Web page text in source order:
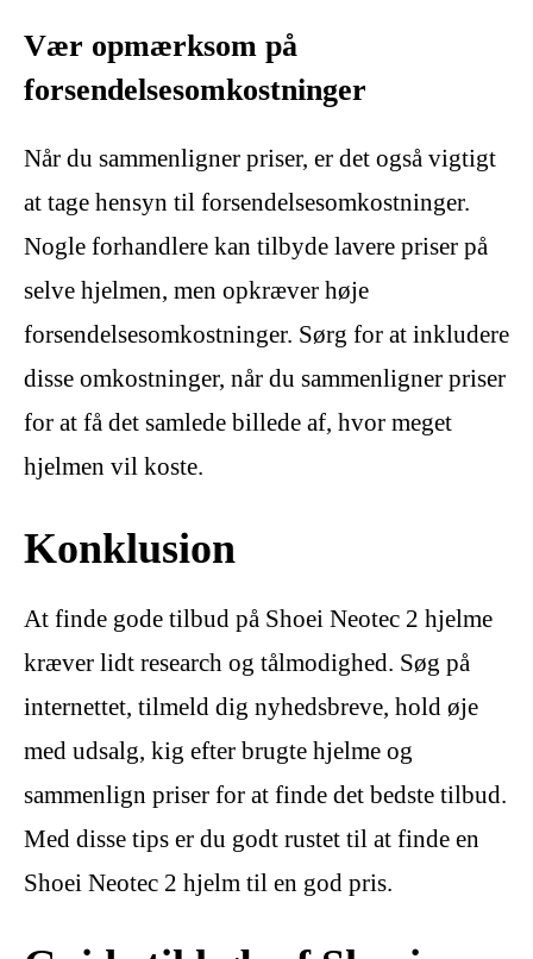
Vær opmærksom på
forsendelsesomkostninger
Når du sammenligner priser, er det også vigtigt
at tage hensyn til forsendelsesomkostninger.
Nogle forhandlere kan tilbyde lavere priser på
selve hjelmen, men opkræver høje
forsendelsesomkostninger. Sørg for at inkludere
disse omkostninger, når du sammenligner priser
for at få det samlede billede af, hvor meget
hjelmen vil koste.
Konklusion
At finde gode tilbud på Shoei Neotec 2 hjelme
kræver lidt research og tålmodighed. Søg på
internettet, tilmeld dig nyhedsbreve, hold øje
med udsalg, kig efter brugte hjelme og
sammenlign priser for at finde det bedste tilbud.
Med disse tips er du godt rustet til at finde en
Shoei Neotec 2 hjelm til en god pris.